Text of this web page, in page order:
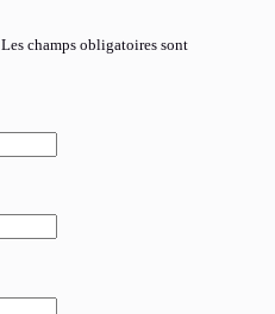
Les champs obligatoires sont